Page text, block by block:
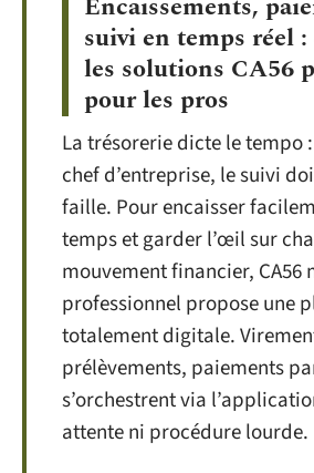
Encaissements,
suivi en temps réel :
les solutions CA56
pour les pros
La trésorerie dicte le tempo
chef d’entreprise, le suivi
faille. Pour encaisser
temps et garder l’œil sur
mouvement financier, CA56
professionnel propose une
totalement digitale.
prélèvements, paiements
s’orchestrent via
attente ni procédure lourde.